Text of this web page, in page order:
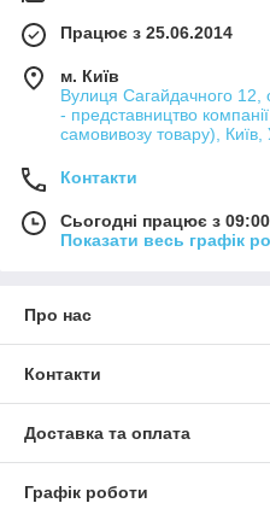
Працює з 25.06.2014
м. Київ
Вулиця Сагайдачного 12,
- представництво
самовивозу товару), Київ,
Контакти
Сьогодні працює з
Показати весь графік
Про нас
Контакти
Доставка та оплата
Графік роботи